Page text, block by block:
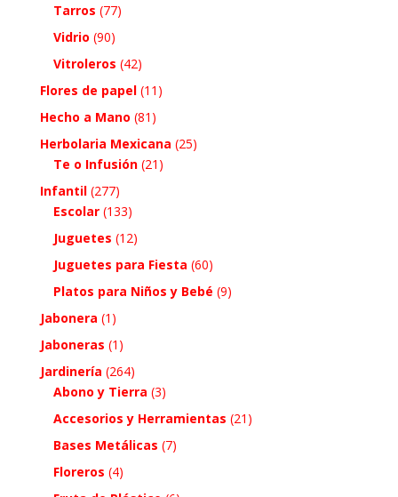
Tarros (77)
Vidrio (90)
Vitroleros (42)
Flores de papel (11)
Hecho a Mano (81)
Herbolaria Mexicana (25)
Te o Infusión (21)
Infantil (277)
Escolar (133)
Juguetes (12)
Juguetes para Fiesta (60)
Platos para Niños y Bebé (9)
Jabonera (1)
Jaboneras (1)
Jardinería (264)
Abono y Tierra (3)
Accesorios y Herramientas (21)
Bases Metálicas (7)
Floreros (4)